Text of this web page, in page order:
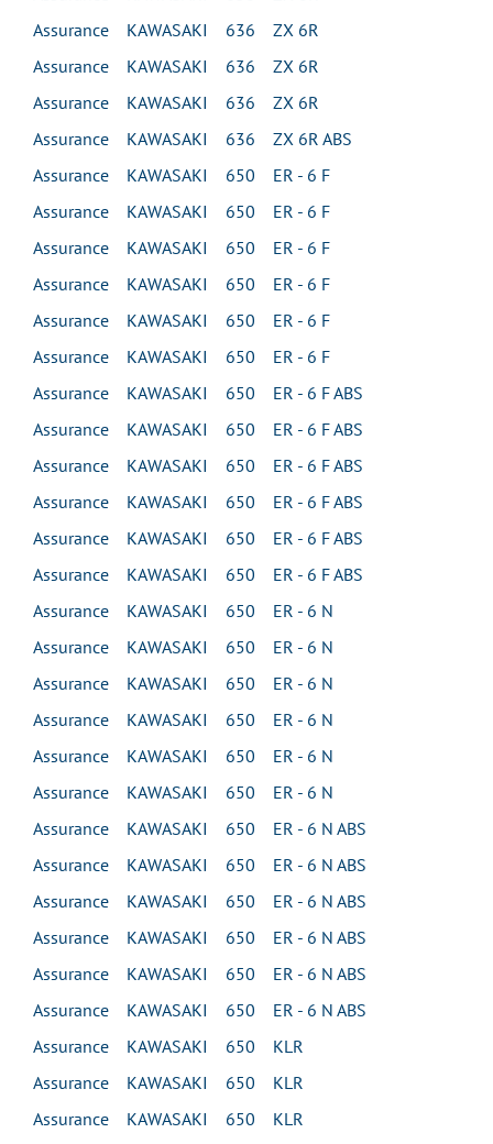
Assurance KAWASAKI 636 ZX 6R
Assurance KAWASAKI 636 ZX 6R
Assurance KAWASAKI 636 ZX 6R
Assurance KAWASAKI 636 ZX 6R ABS
Assurance KAWASAKI 650 ER - 6 F
Assurance KAWASAKI 650 ER - 6 F
Assurance KAWASAKI 650 ER - 6 F
Assurance KAWASAKI 650 ER - 6 F
Assurance KAWASAKI 650 ER - 6 F
Assurance KAWASAKI 650 ER - 6 F
Assurance KAWASAKI 650 ER - 6 F ABS
Assurance KAWASAKI 650 ER - 6 F ABS
Assurance KAWASAKI 650 ER - 6 F ABS
Assurance KAWASAKI 650 ER - 6 F ABS
Assurance KAWASAKI 650 ER - 6 F ABS
Assurance KAWASAKI 650 ER - 6 F ABS
Assurance KAWASAKI 650 ER - 6 N
Assurance KAWASAKI 650 ER - 6 N
Assurance KAWASAKI 650 ER - 6 N
Assurance KAWASAKI 650 ER - 6 N
Assurance KAWASAKI 650 ER - 6 N
Assurance KAWASAKI 650 ER - 6 N
Assurance KAWASAKI 650 ER - 6 N ABS
Assurance KAWASAKI 650 ER - 6 N ABS
Assurance KAWASAKI 650 ER - 6 N ABS
Assurance KAWASAKI 650 ER - 6 N ABS
Assurance KAWASAKI 650 ER - 6 N ABS
Assurance KAWASAKI 650 ER - 6 N ABS
Assurance KAWASAKI 650 KLR
Assurance KAWASAKI 650 KLR
Assurance KAWASAKI 650 KLR